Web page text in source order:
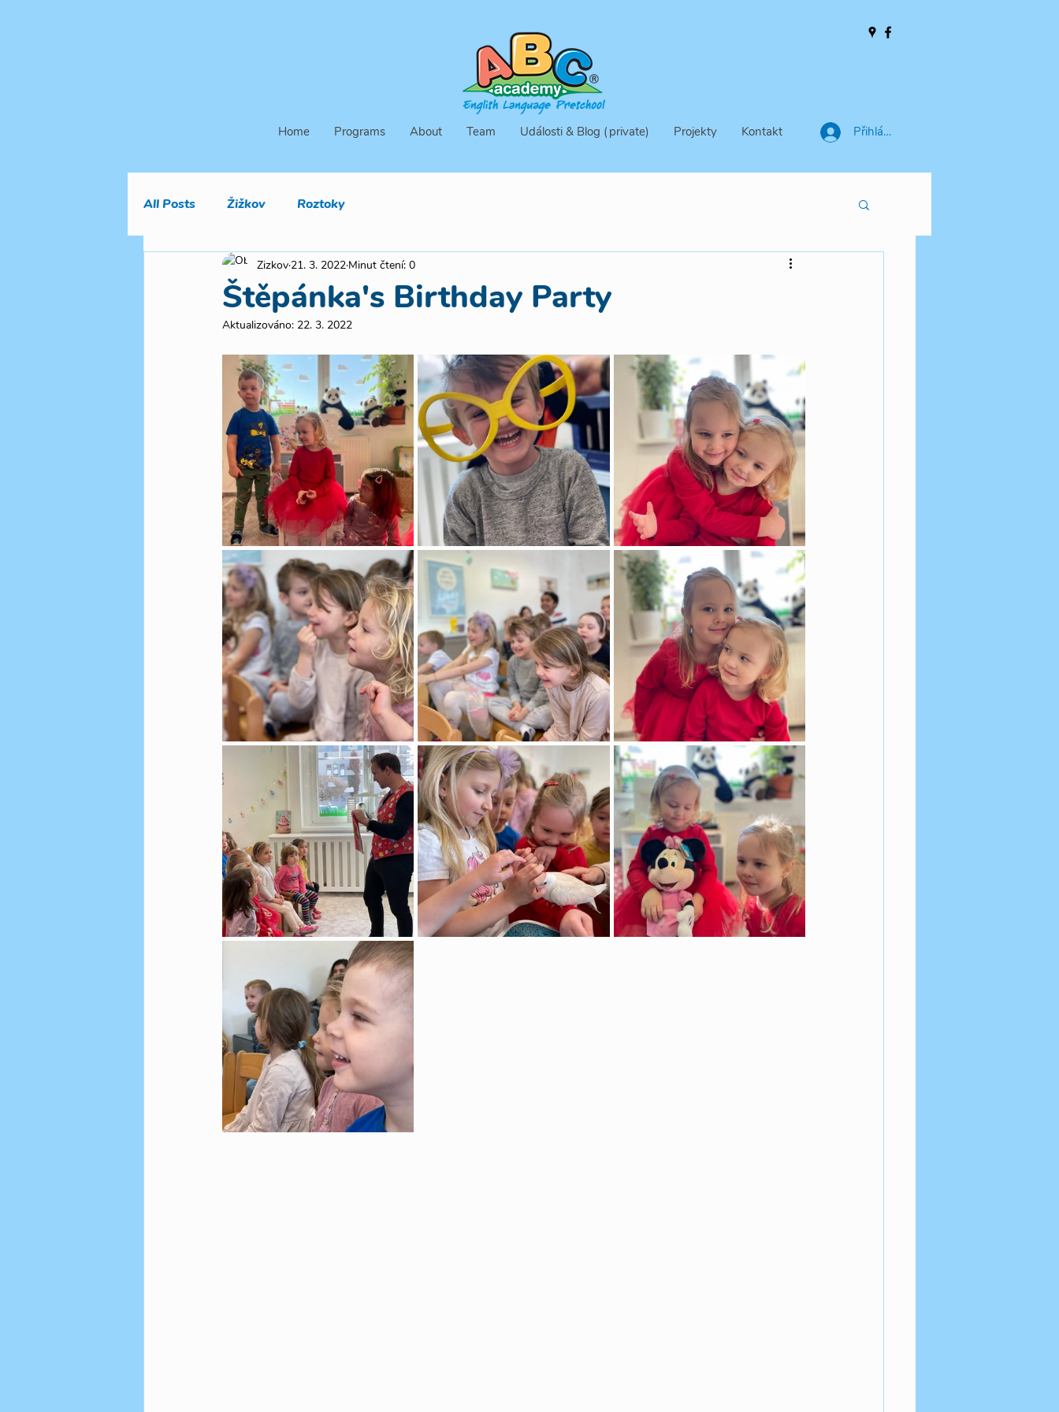
Home Programs About Team Události & Blog (private) Projekty Kontakt Přihlásit se
All Posts Žižkov Roztoky
Štěpánka's Birthday Party
Zizkov 21. 3. 2022 Minut čtení: 0
Aktualizováno: 22. 3. 2022